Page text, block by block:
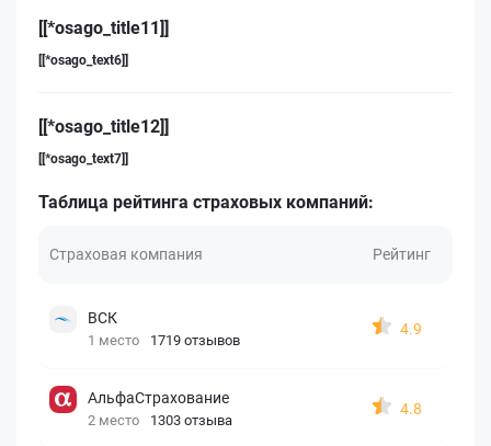
[[*osago_title11]]
[[*osago_text6]]
[[*osago_title12]]
[[*osago_text7]]
Таблица рейтинга страховых компаний:
Страховая компания Рейтинг
ВСК
1 место 1719 отзывов
4.9
АльфаСтрахование
2 место 1303 отзыва
4.8